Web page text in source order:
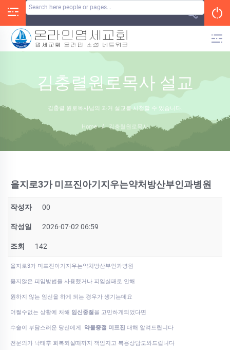
김충렬원로목사 설교
김충렬 원로목사님의 과거 설교를 시청할 수 있습니다.
Home / 김충렬원로목사
을지로3가 미프진아기지우는약처방산부인과병원
작성자 00
작성일 2026-07-02 06:59
조회 142
을지로3가 미프진아기지우는약처방산부인과병원
옳지않은 피임방법을 사용했거나 피임실패로 인해
원하지 않는 임신을 하게 되는 경우가 생기는데요
어쩔수없는 상황에 처해 임신중절을 고민하게되었다면
수술이 부담스러운 당신에게 약물중절 미프진 대해 알려드립니다
전문의가 낙태후 회복되실때까지 책임지고 복용상담도와드립니다